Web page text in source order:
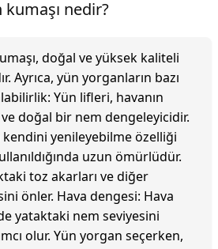
nedir?
doğal ve yüksek kaliteli
Ayrıca, yün yorganların bazı
Yün lifleri, havanın
ve doğal bir nem dengeleyicidir.
kendini yenileyebilme özelliği
uzun ömürlüdür.
toz akarları ve diğer
önler. Hava dengesi: Hava
yataktaki nem seviyesini
olur. Yün yorgan seçerken,